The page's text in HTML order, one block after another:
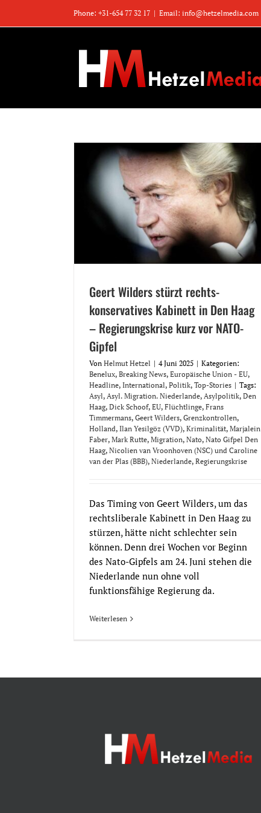
Phone: +31-654 77 32 17 | Email: info@hetzelmedia.com
Geert Wilders stürzt rechts-
konservatives Kabinett in Den Haag
– Regierungskrise kurz vor NATO-
Gipfel
Von Helmut Hetzel | 4 Juni 2025 | Kategorien:
Benelux, Breaking News, Europäische Union - EU,
Headline, International, Politik, Top-Stories | Tags:
Asyl, Asyl. Migration. Niederlande, Asylpolitik, Den
Haag, Dick Schoof, EU, Flüchtlinge, Frans
Timmermans, Geert Wilders, Grenzkontrollen,
Holland, Ilan Yesilgöz (VVD), Kriminalität, Marjalein
Faber, Mark Rutte, Migration, Nato, Nato Gifpel Den
Haag, Nicolien van Vroonhoven (NSC) und Caroline
van der Plas (BBB), Niederlande, Regierungskrise
Das Timing von Geert Wilders, um das
rechtsliberale Kabinett in Den Haag zu
stürzen, hätte nicht schlechter sein
können. Denn drei Wochen vor Beginn
des Nato-Gipfels am 24. Juni stehen die
Niederlande nun ohne voll
funktionsfähige Regierung da.
Weiterlesen